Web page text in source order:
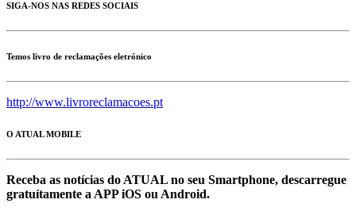
SIGA-NOS NAS REDES SOCIAIS
Temos livro de reclamações eletrónico
http://www.livroreclamacoes.pt
O ATUAL MOBILE
Receba as notícias do ATUAL no seu Smartphone, descarregue
gratuítamente a APP iOS ou Android.